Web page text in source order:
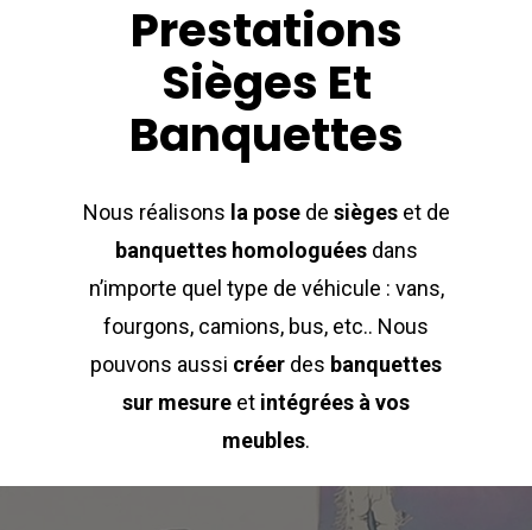
Prestations
Sièges Et
Banquettes
Nous réalisons la posede siègeset de
banquettes homologuéesdans
n’importe quel type de véhicule : vans,
fourgons, camions, bus, etc.. Nous
pouvons aussi créer des banquettes
sur mesure et intégrées à vos
meubles.